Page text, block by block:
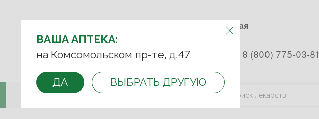
ВЫБЕРИТЕ АПТЕКУ:
м.Фрунзенская м.Спортивная
Комсомольский пр-т, д. 47
ВАША АПТЕКА:
на Комсомольском пр-те, д.47
ДА ВЫБРАТЬ ДРУГУЮ
+7 (993) 253 45 93 +7 (499) 242-90-85 8 (800) 775-03-81
Доставка и оплата Контакты Акции